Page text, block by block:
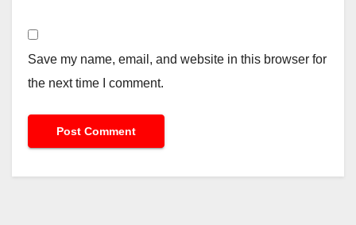
Save my name, email, and website in this browser for
the next time I comment.